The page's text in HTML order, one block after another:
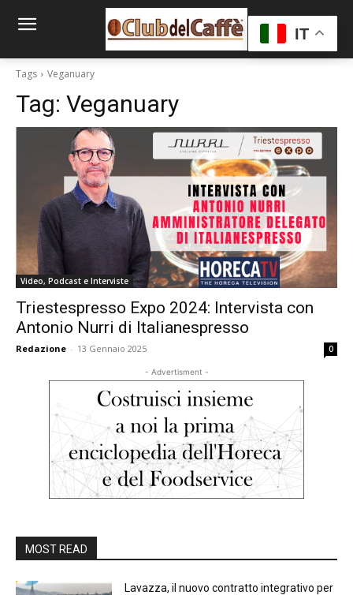
Tags Veganuary
Tag: Veganuary
Video, Podcast e Interviste
Triestespresso Expo 2024: Intervista con
Antonio Nurri di Italianespresso
Redazione - 13 Gennaio 2025 0
- Advertisment -
MOST READ
Lavazza, il nuovo contratto integrativo per
IT